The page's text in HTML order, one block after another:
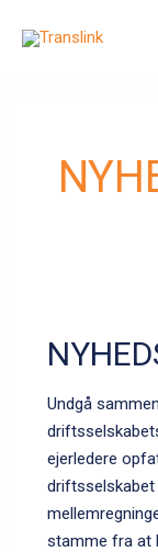
Undgå
ejerledere
driftsselskabet
stamme fra at